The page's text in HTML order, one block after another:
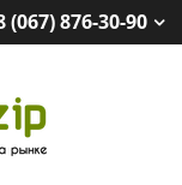
(067) 876-30-90